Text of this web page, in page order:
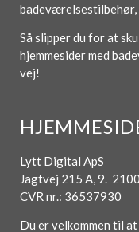
Så slipper du for at
hjemmesider med
vej!
Lytt Digital ApS
Jagtvej 215 A, 9.
CVR nr.: 36537930
Du er velkommen til